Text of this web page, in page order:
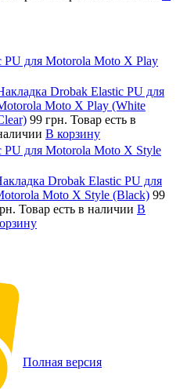
PU для Motorola Moto X Play
Drobak Elastic PU для
Moto X Play (White
99 грн. Товар есть в
В корзину
PU для Motorola Moto X Style
Drobak Elastic PU для
Moto X Style (Black) 99
Товар есть в наличии В
Полная версия